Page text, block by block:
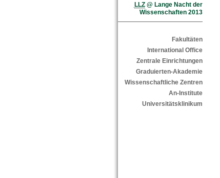
LLZ@ Lange Nacht der
Wissenschaften 2013
Fakultäten
International Office
Zentrale Einrichtungen
Graduierten-Akademie
Wissenschaftliche Zentren
An-Institute
Universitätsklinikum